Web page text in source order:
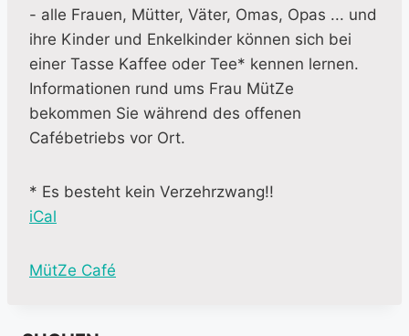
- alle Frauen, Mütter, Väter, Omas, Opas ... und
ihre Kinder und Enkelkinder können sich bei
einer Tasse Kaffee oder Tee* kennen lernen.
Informationen rund ums Frau MütZe
bekommen Sie während des offenen
Cafébetriebs vor Ort.
* Es besteht kein Verzehrzwang!!
iCal
M
MütZe Café